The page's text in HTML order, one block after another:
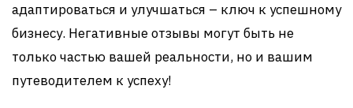
адаптироваться и улучшаться – ключ к успешному
бизнесу. Негативные отзывы могут быть не
только частью вашей реальности, но и вашим
путеводителем к успеху!